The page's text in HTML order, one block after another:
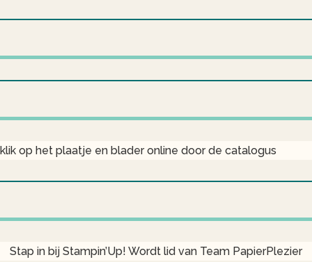
klik op het plaatje en blader online door de catalogus
Stap in bij Stampin’Up! Wordt lid van Team PapierPlezier